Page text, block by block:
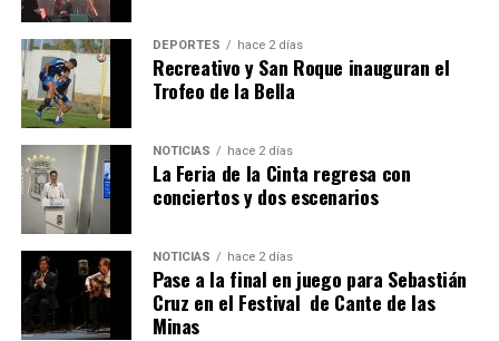
QUINTA CORRIDA DE LAS FIESTAS COLOMBINAS
2026
hace 6 días· Huelvatv
DEPORTES hace 2 días
Recreativo y San Roque inauguran el
Trofeo de la Bella
NOTICIAS hace 2 días
La Feria de la Cinta regresa con
conciertos y dos escenarios
NOTICIAS hace 2 días
Pase a la final en juego para Sebastián
Cruz en el Festival de Cante de las
Minas